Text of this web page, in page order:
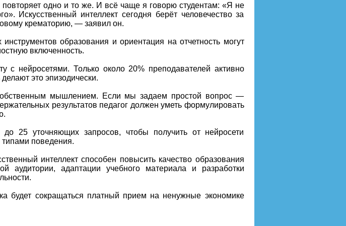
одно и то же. И всё чаще я говорю студентам: «Я не
Искусственный интеллект сегодня берёт человечество за
крематорию, — заявил он.
образования и ориентация на отчетность могут
включенность.
нейросетями. Только около 20% преподавателей активно
это эпизодически.
мышлением. Если мы задаем простой вопрос —
результатов педагог должен уметь формулировать
25 уточняющих запросов, чтобы получить от нейросети
поведения.
интеллект способен повысить качество образования
аудитории, адаптации учебного материала и разработки
будет сокращаться платный прием на ненужные экономике